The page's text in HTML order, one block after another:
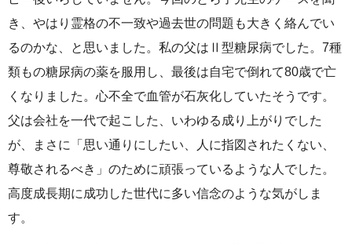
き、やはり霊格の不一致や過去世の問題も大きく絡んでい
るのかな、と思いました。私の父はⅡ型糖尿病でした。7種
類もの糖尿病の薬を服用し、最後は自宅で倒れて80歳で亡
くなりました。心不全で血管が石灰化していたそうです。
父は会社を一代で起こした、いわゆる成り上がりでした
が、まさに「思い通りにしたい、人に指図されたくない、
尊敬されるべき」のために頑張っているような人でした。
高度成長期に成功した世代に多い信念のような気がしま
す。